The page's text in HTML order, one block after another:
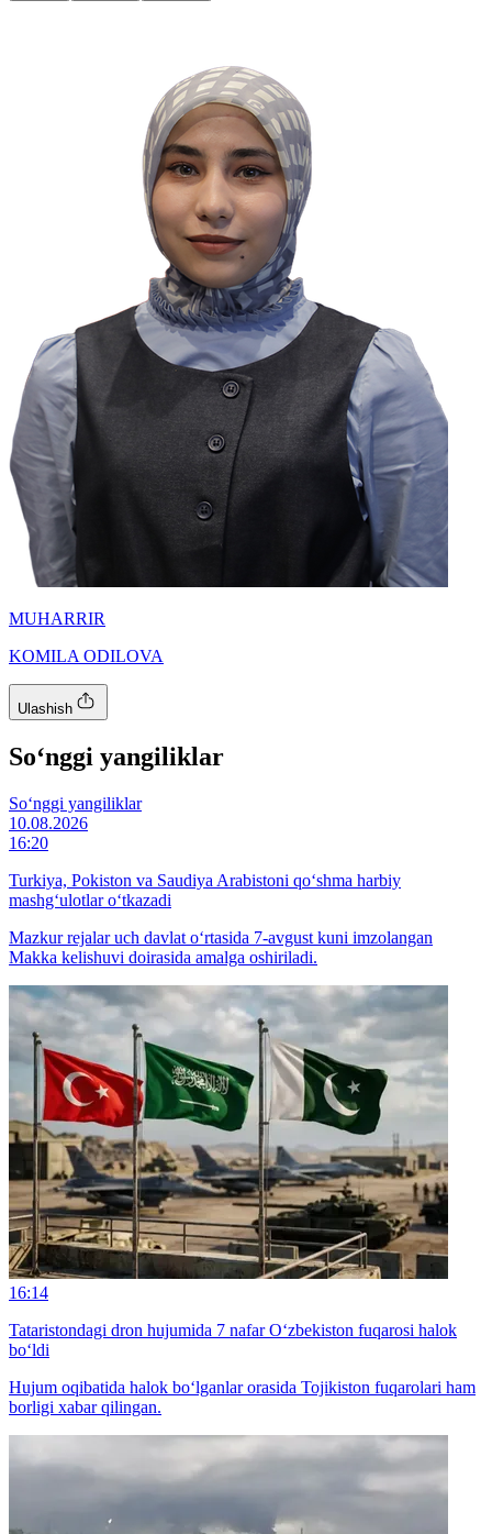
MUHARRIR
KOMILA ODILOVA
Ulashish
So‘nggi yangiliklar
So‘nggi yangiliklar
10.08.2026
16:20
Turkiya, Pokiston va Saudiya Arabistoni qo‘shma harbiy
mashg‘ulotlar o‘tkazadi
Mazkur rejalar uch davlat o‘rtasida 7-avgust kuni imzolangan
Makka kelishuvi doirasida amalga oshiriladi.
16:14
Tataristondagi dron hujumida 7 nafar O‘zbekiston fuqarosi halok
bo‘ldi
Hujum oqibatida halok bo‘lganlar orasida Tojikiston fuqarolari ham
borligi xabar qilingan.